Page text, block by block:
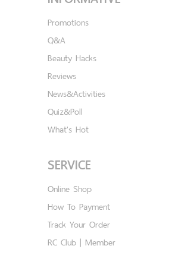
Promotions
Q&A
Beauty Hacks
Reviews
News&Activities
Quiz&Poll
What's Hot
SERVICE
Online Shop
How To Payment
Track Your Order
RC Club | Member